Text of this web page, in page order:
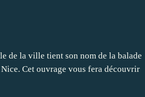
de la ville tient son nom de la balade
Cet ouvrage vous fera découvrir